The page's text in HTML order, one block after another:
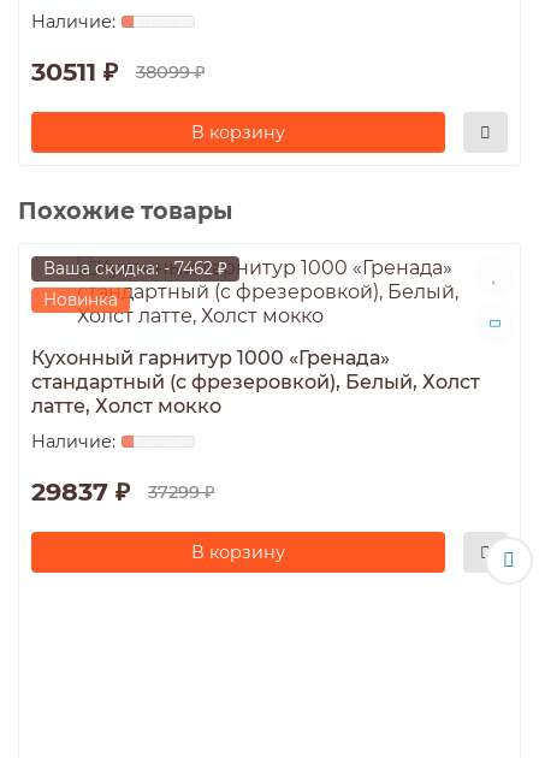
30511 ₽ 38099 ₽
В корзину
Похожие товары
Ваша скидка: - 7462 ₽
Новинка
Кухонный гарнитур 1000 «Гренада»
стандартный (с фрезеровкой), Белый, Холст
латте, Холст мокко
29837 ₽ 37299 ₽
В корзину